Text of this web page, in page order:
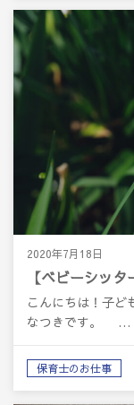
2020年7月18日
【ベビーシッ
こんにちは！子ど
なつきです。 …
保育士のお仕事